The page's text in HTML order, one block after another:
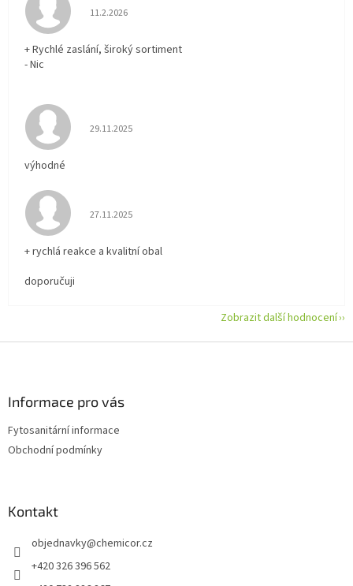
Hodnocení obchodu je 5 z 5 hvězdiček.
11.2.2026
+ Rychlé zaslání, široký sortiment
- Nic
Hodnocení obchodu je 5 z 5 hvězdiček.
29.11.2025
výhodné
Hodnocení obchodu je 5 z 5 hvězdiček.
27.11.2025
+ rychlá reakce a kvalitní obal
doporučuji
Zobrazit další hodnocení
Informace pro vás
Fytosanitární informace
Obchodní podmínky
Kontakt
objednavky@chemicor.cz
+420 326 396 562